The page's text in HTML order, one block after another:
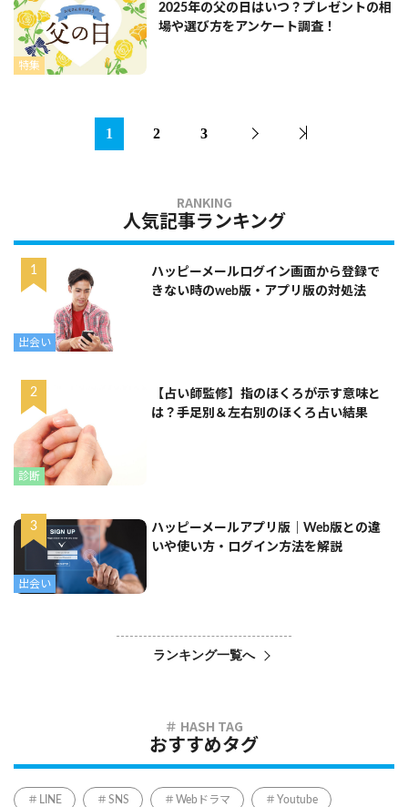
特集
2025年の父の日はいつ？プレゼントの相
場や選び方をアンケート調査！
1 2 3
人気記事ランキング
出会い
ハッピーメールログイン画面から登録で
きない時のweb版・アプリ版の対処法
診断
【占い師監修】指のほくろが示す意味と
は？手足別＆左右別のほくろ占い結果
出会い
ハッピーメールアプリ版｜Web版との違
いや使い方・ログイン方法を解説
ランキング一覧へ
おすすめタグ
LINE SNS Webドラマ Youtube